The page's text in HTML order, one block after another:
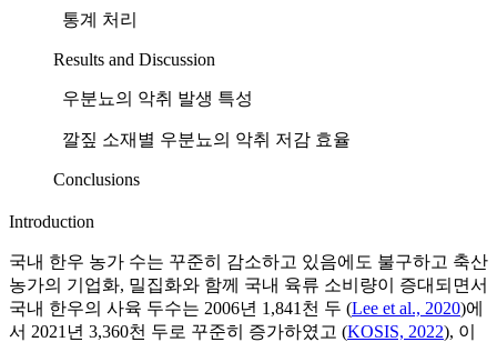
통계 처리
Results and Discussion
우분뇨의 악취 발생 특성
깔짚 소재별 우분뇨의 악취 저감 효율
Conclusions
Introduction
국내 한우 농가 수는 꾸준히 감소하고 있음에도 불구하고 축산
농가의 기업화, 밀집화와 함께 국내 육류 소비량이 증대되면서
국내 한우의 사육 두수는 2006년 1,841천 두 (Lee et al., 2020)에
서 2021년 3,360천 두로 꾸준히 증가하였고 (KOSIS, 2022), 이